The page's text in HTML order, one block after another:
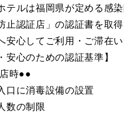
テルは福岡県が定める感
止認証店」の認証書を取
安心してご利用・ご滞在
安心のための認証基準】
時●●
口に消毒設備の設置
数の制限